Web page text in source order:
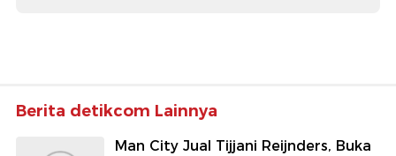
Berita detikcom Lainnya
Man City Jual Tijjani Reijnders, Buka